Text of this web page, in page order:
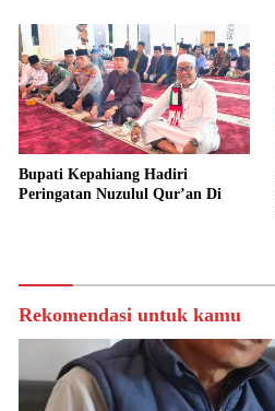
Bupati Kepahiang Hadiri
Peringatan Nuzulul Qur’an Di
Rekomendasi untuk kamu